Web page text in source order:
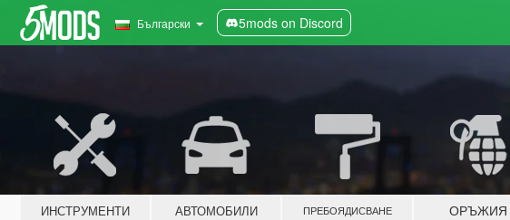
Български 5mods on Discord
ИНСТРУМЕНТИ АВТОМОБИЛИ ПРЕБОЯДИСВАНЕ ОРЪЖИЯ